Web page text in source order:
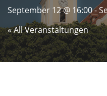
September 12 @ 16:00-
« All Veranstaltungen